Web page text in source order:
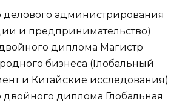
делового администрирования
и предпринимательство)
диплома Магистр
бизнеса (Глобальный
и Китайские исследования)
двойного диплома Глобальная